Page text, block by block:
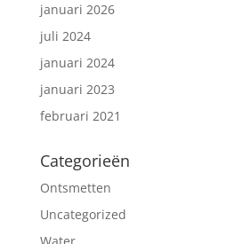
januari 2026
juli 2024
januari 2024
januari 2023
februari 2021
Categorieën
Ontsmetten
Uncategorized